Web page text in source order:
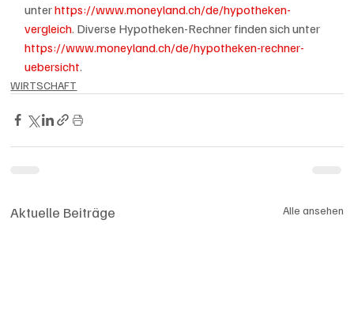
unter https://www.moneyland.ch/de/hypotheken-
vergleich. Diverse Hypotheken-Rechner finden sich unter
https://www.moneyland.ch/de/hypotheken-rechner-
uebersicht.
WIRTSCHAFT
Aktuelle Beiträge Alle ansehen